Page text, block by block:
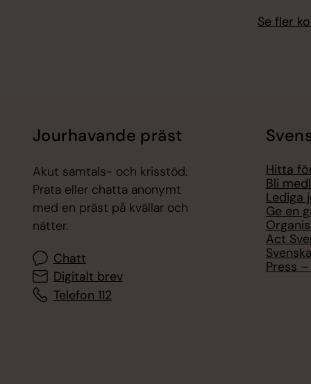
Se fler
Jourhavande präst
Akut samtals- och krisstöd.
Prata eller chatta anonymt
med en präst på kvällar och
nätter.
Chatt
Digitalt brev
Telefon 112
Hitta
Bli
Lediga
Ge en
Act
Press